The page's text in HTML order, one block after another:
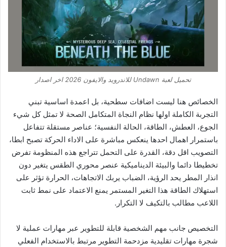
تحميل لعبة Undawn للاندرويد والايفون 2026 اخر اصدار
الخصائص هنا ليست اضافات سطحية، بل اعمدة اساسية تبني
التجربة الكاملة اولها نظام النجاة المتكامل الصحة لا تمثل كل شيء
الجوع، العطش، الطاقة، الحالة النفسية؛ عناصر مستقلة تتفاعل
باستمرار اهمال احدها ينعكس مباشرة على الاداء الحركة تصبح ابطا،
التصويب اقل دقة، القدرة على التحمل تتراجع هذه المنظومة تفرض
تخطيطا دائما والبيئة الديناميكية عنصر محوري الطقس يتغير دون
انذار المطر يحد الرؤية، الضباب يربك الاتجاهات، الحرارة تؤثر على
استهلاك الطاقة هذا التغير المستمر يمنع الاعتماد على نمط ثابت
اللاعب مطالب بالتكيف لا التكرار.
التخصيص جانب مهم الشخصية قابلة للتطوير عبر مهارات عملية لا
شجرة مهارات تقليدية مزدحمة التطوير مرتبط بالاستخدام الفعلي